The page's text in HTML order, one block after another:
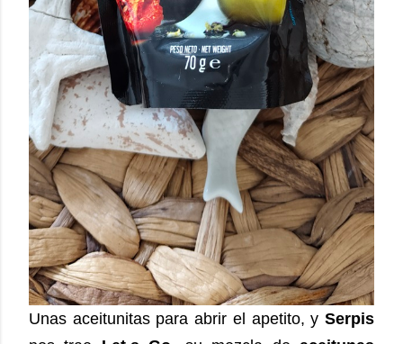
Unas aceitunitas para abrir el apetito, y Serpis